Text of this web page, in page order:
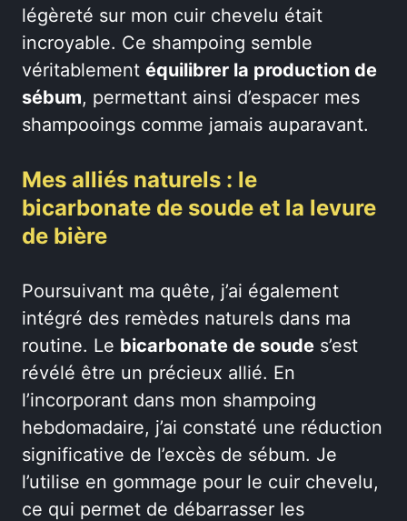
légèreté sur mon cuir chevelu était
incroyable. Ce shampoing semble
véritablement équilibrer la production de
sébum, permettant ainsi d’espacer mes
shampooings comme jamais auparavant.
Mes alliés naturels : le
bicarbonate de soude et la levure
de bière
Poursuivant ma quête, j’ai également
intégré des remèdes naturels dans ma
routine. Le bicarbonate de soude s’est
révélé être un précieux allié. En
l’incorporant dans mon shampoing
hebdomadaire, j’ai constaté une réduction
significative de l’excès de sébum. Je
l’utilise en gommage pour le cuir chevelu,
ce qui permet de débarrasser les